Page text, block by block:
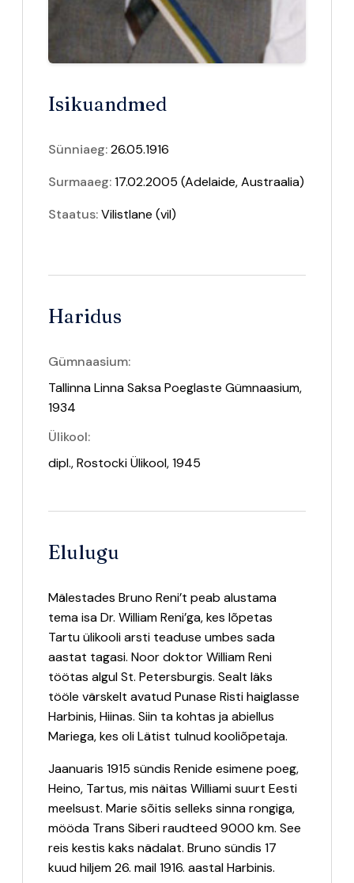
Isikuandmed
Sünniaeg:26.05.1916
Surmaaeg:17.02.2005 (Adelaide, Austraalia)
Staatus:Vilistlane (vil)
Haridus
Gümnaasium:
Tallinna Linna Saksa Poeglaste Gümnaasium,
1934
Ülikool:
dipl., Rostocki Ülikool, 1945
Elulugu
Mälestades Bruno Reni’t peab alustama
tema isa Dr. William Reni’ga, kes lõpetas
Tartu ülikooli arsti teaduse umbes sada
aastat tagasi. Noor doktor William Reni
töötas algul St. Petersburgis. Sealt läks
tööle värskelt avatud Punase Risti haiglasse
Harbinis, Hiinas. Siin ta kohtas ja abiellus
Mariega, kes oli Lätist tulnud kooliõpetaja.
Jaanuaris 1915 sündis Renide esimene poeg,
Heino, Tartus, mis näitas Williami suurt Eesti
meelsust. Marie sõitis selleks sinna rongiga,
mööda Trans Siberi raudteed 9000 km. See
reis kestis kaks nädalat. Bruno sündis 17
kuud hiljem 26. mail 1916. aastal Harbinis.